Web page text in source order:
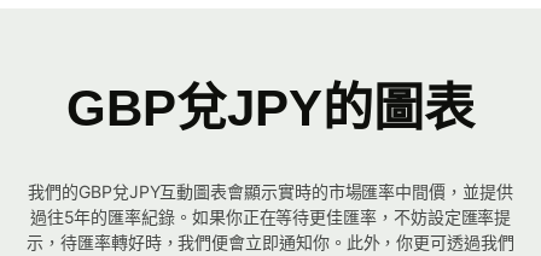
GBP兌JPY的圖表
我們的GBP兌JPY互動圖表會顯示實時的市場匯率中間價，並提供
過往5年的匯率紀錄。如果你正在等待更佳匯率，不妨設定匯率提
示，待匯率轉好時，我們便會立即通知你。此外，你更可透過我們